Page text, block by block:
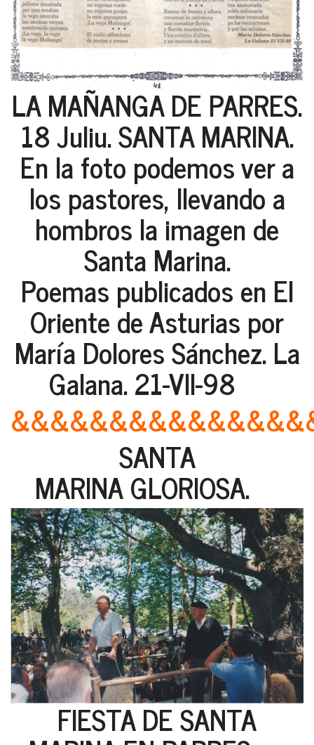
LA MAÑANGA DE PARRES.
18 Juliu. SANTA MARINA.
En la foto podemos ver a
los pastores, llevando a
hombros la imagen de
Santa Marina.
Poemas publicados en El
Oriente de Asturias por
María Dolores Sánchez. La
Galana. 21-VII-98
SANTA
MARINA GLORIOSA.
FIESTA DE SANTA